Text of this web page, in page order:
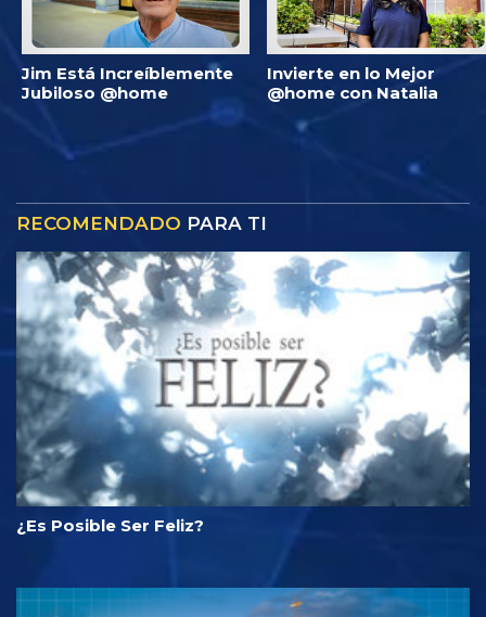
Jim Está Increíblemente
Jubiloso @home
Invierte en lo Mejor
@home con Natalia
RECOMENDADO PARA TI
¿Es Posible Ser Feliz?